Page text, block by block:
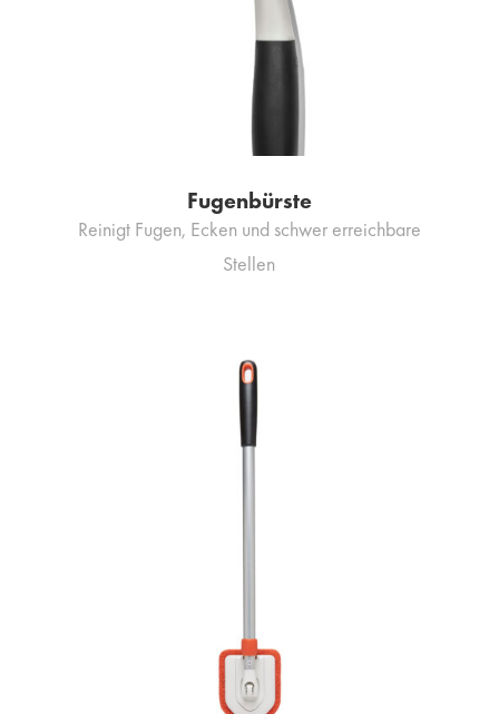
Fugenbürste
Reinigt Fugen, Ecken und schwer erreichbare
Stellen